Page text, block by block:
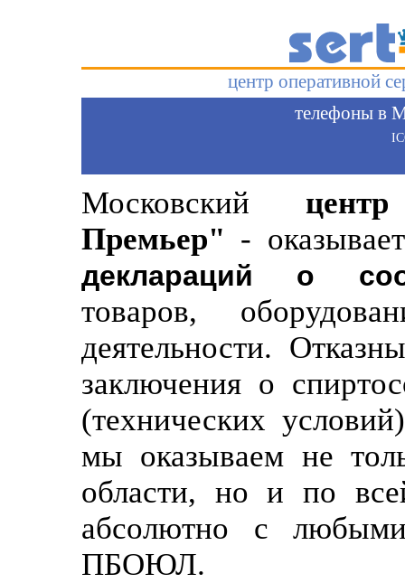
центр оперативной
телефоны в
Московский
Премьер" -
деклараций о
товаров,
деятельности.
заключения о
(технических
мы оказываем не
области, но и по
абсолютно с
ПБОЮЛ.